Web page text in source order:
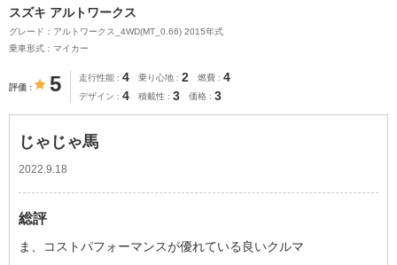
スズキ アルトワークス
グレード：アルトワークス_4WD(MT_0.66) 2015年式
乗車形式：マイカー
評価 5 走行性能 4 乗り心地 2 燃費 4
デザイン 4 積載性 3 価格 3
じゃじゃ馬
2022.9.18
総評
ま、コストパフォーマンスが優れている良いクルマ